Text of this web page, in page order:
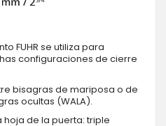
FUHR se utiliza para
configuraciones de cierre
bisagras de mariposa o de
ocultas (WALA).
de la puerta: triple